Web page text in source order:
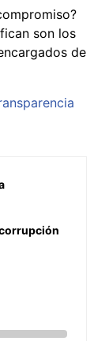
son los
de